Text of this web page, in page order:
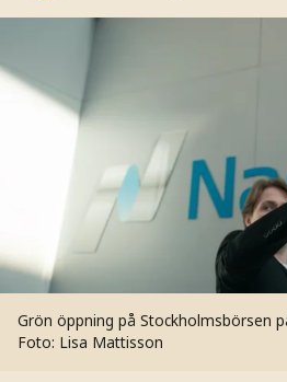
Grön öppning på Stockholmsbörsen
Foto: Lisa Mattisson